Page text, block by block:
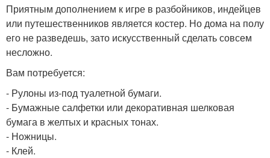
Приятным дополнением к игре в разбойников, индейцев
или путешественников является костер. Но дома на полу
его не разведешь, зато искусственный сделать совсем
несложно.
Вам потребуется:
- Рулоны из-под туалетной бумаги.
- Бумажные салфетки или декоративная шелковая
бумага в желтых и красных тонах.
- Ножницы.
- Клей.